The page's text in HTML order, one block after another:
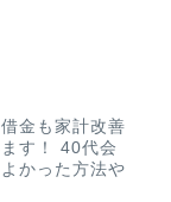
金も家計改善
す！ 40代会
かった方法や